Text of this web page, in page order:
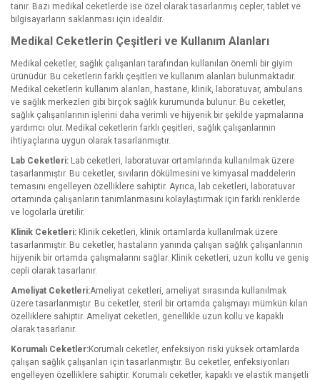
tanır. Bazı medikal ceketlerde ise özel olarak tasarlanmış cepler, tablet ve
bilgisayarların saklanması için idealdir.
Medikal Ceketlerin Çeşitleri ve Kullanım Alanları
Medikal ceketler, sağlık çalışanları tarafından kullanılan önemli bir giyim
ürünüdür. Bu ceketlerin farklı çeşitleri ve kullanım alanları bulunmaktadır.
Medikal ceketlerin kullanım alanları, hastane, klinik, laboratuvar, ambulans
ve sağlık merkezleri gibi birçok sağlık kurumunda bulunur. Bu ceketler,
sağlık çalışanlarının işlerini daha verimli ve hijyenik bir şekilde yapmalarına
yardımcı olur. Medikal ceketlerin farklı çeşitleri, sağlık çalışanlarının
ihtiyaçlarına uygun olarak tasarlanmıştır.
Lab Ceketleri: Lab ceketleri, laboratuvar ortamlarında kullanılmak üzere
tasarlanmıştır. Bu ceketler, sıvıların dökülmesini ve kimyasal maddelerin
temasını engelleyen özelliklere sahiptir. Ayrıca, lab ceketleri, laboratuvar
ortamında çalışanların tanımlanmasını kolaylaştırmak için farklı renklerde
ve logolarla üretilir.
Klinik Ceketleri: Klinik ceketleri, klinik ortamlarda kullanılmak üzere
tasarlanmıştır. Bu ceketler, hastaların yanında çalışan sağlık çalışanlarının
hijyenik bir ortamda çalışmalarını sağlar. Klinik ceketleri, uzun kollu ve geniş
cepli olarak tasarlanır.
Ameliyat Ceketleri:Ameliyat ceketleri, ameliyat sırasında kullanılmak
üzere tasarlanmıştır. Bu ceketler, steril bir ortamda çalışmayı mümkün kılan
özelliklere sahiptir. Ameliyat ceketleri, genellikle uzun kollu ve kapaklı
olarak tasarlanır.
Korumalı Ceketler:Korumalı ceketler, enfeksiyon riski yüksek ortamlarda
çalışan sağlık çalışanları için tasarlanmıştır. Bu ceketler, enfeksiyonları
engelleyen özelliklere sahiptir. Korumalı ceketler, kapaklı ve elastik manşetli